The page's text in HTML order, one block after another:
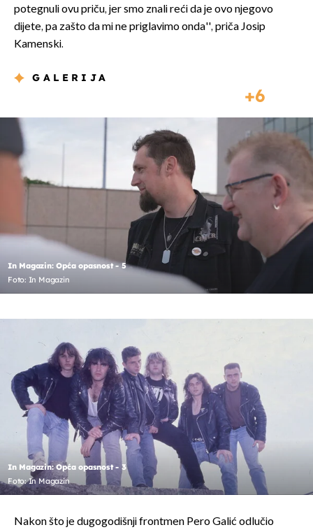
potegnuli ovu priču, jer smo znali reći da je ovo njegovo
dijete, pa zašto da mi ne priglavimo onda'', priča Josip
Kamenski.
GALERIJA
6
In Magazin: Opća opasnost - 5
Foto: In Magazin
In Magazin: Opća opasnost - 3
Foto: In Magazin
Nakon što je dugogodišnji frontmen Pero Galić odlučio